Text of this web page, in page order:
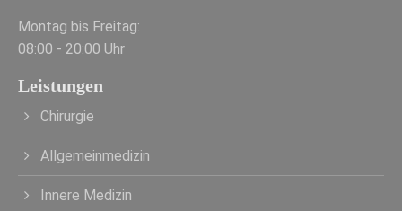
Montag bis Freitag:
08:00 - 20:00 Uhr
Leistungen
Chirurgie
Allgemeinmedizin
Innere Medizin